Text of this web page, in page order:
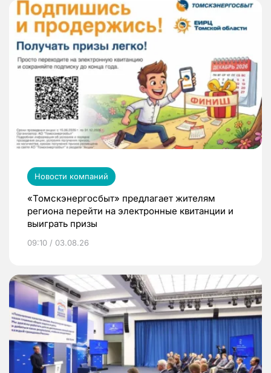
Новости компаний
«Томскэнергосбыт» предлагает жителям
региона перейти на электронные квитанции и
выиграть призы
09:10 / 03.08.26